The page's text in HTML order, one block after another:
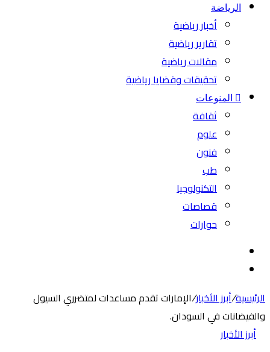
الرياضة
أخبار رياضية
تقارير رياضية
مقالات رياضية
تحقيقات وقضايا رياضية
المنوعات
ثقافة
علوم
فنون
طب
التكنولوجيا
قصاصات
حوارات
المظلم
الرئيسية/أبرز الأخبار/الإمارات تقدم مساعدات لمتضرري السيول
والفيضانات في السودان.
أبرز الأخبار